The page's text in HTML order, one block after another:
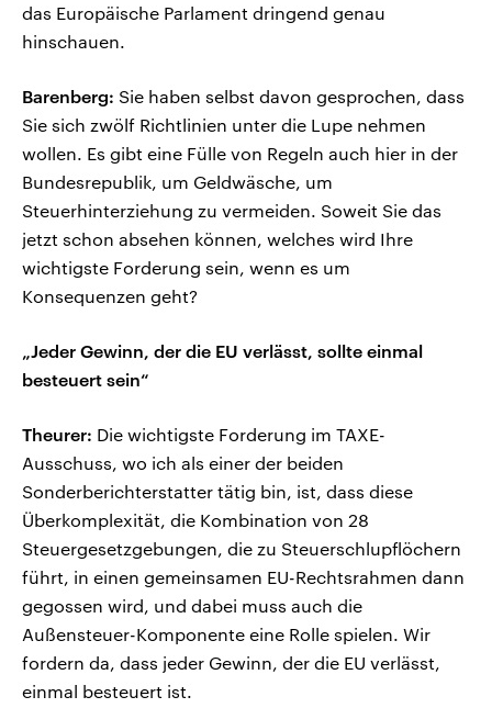
das Europäische Parlament dringend genau
hinschauen.
Barenberg: Sie haben selbst davon gesprochen, dass
Sie sich zwölf Richtlinien unter die Lupe nehmen
wollen. Es gibt eine Fülle von Regeln auch hier in der
Bundesrepublik, um Geldwäsche, um
Steuerhinterziehung zu vermeiden. Soweit Sie das
jetzt schon absehen können, welches wird Ihre
wichtigste Forderung sein, wenn es um
Konsequenzen geht?
„Jeder Gewinn, der die EU verlässt, sollte einmal
besteuert sein“
Theurer: Die wichtigste Forderung im TAXE-
Ausschuss, wo ich als einer der beiden
Sonderberichterstatter tätig bin, ist, dass diese
Überkomplexität, die Kombination von 28
Steuergesetzgebungen, die zu Steuerschlupflöchern
führt, in einen gemeinsamen EU-Rechtsrahmen dann
gegossen wird, und dabei muss auch die
Außensteuer-Komponente eine Rolle spielen. Wir
fordern da, dass jeder Gewinn, der die EU verlässt,
einmal besteuert ist.